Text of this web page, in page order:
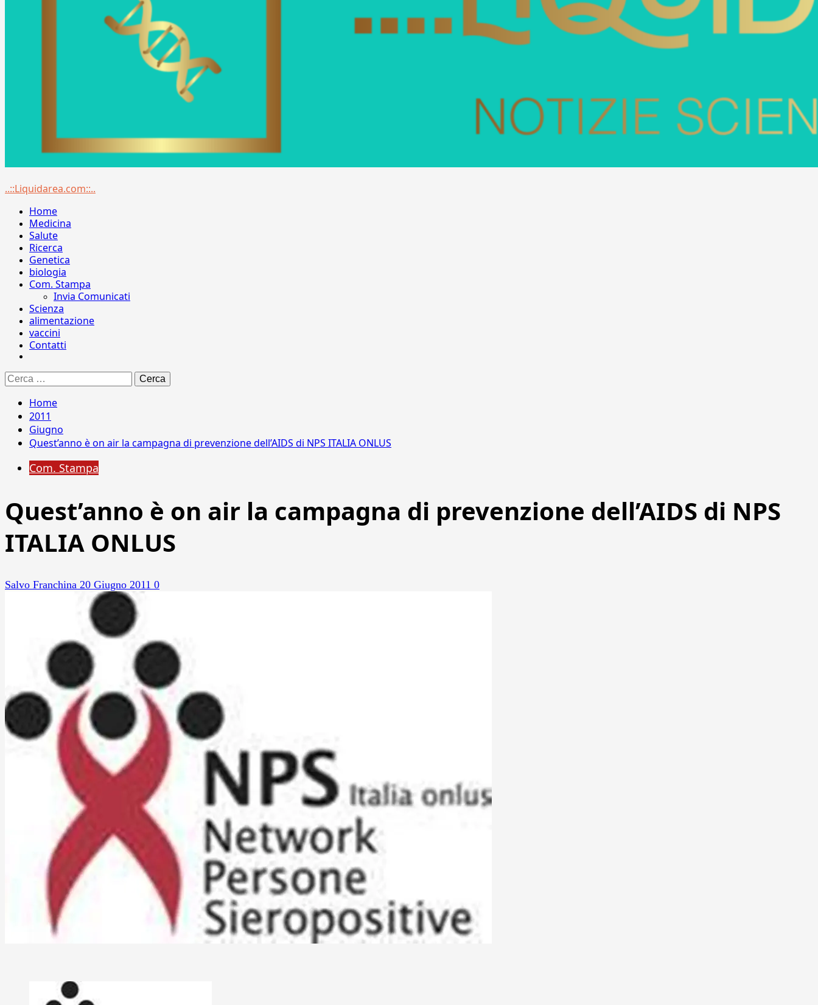
Menu
..::Liquidarea.com::..
Home
Medicina
Salute
Ricerca
Genetica
biologia
Com. Stampa
Invia Comunicati
Scienza
alimentazione
vaccini
Contatti
Ricerca
per:
Home
2011
Giugno
Quest’anno è on air la campagna di prevenzione dell’AIDS di NPS ITALIA ONLUS
Com. Stampa
Quest’anno è on air la campagna di prevenzione dell’AIDS di NPS
ITALIA ONLUS
Salvo Franchina 20 Giugno 2011 0